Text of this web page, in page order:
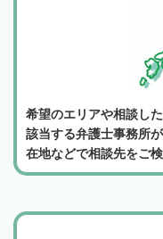
希望のエリアや相談し
該当する弁護士事務所
在地などで相談先をご検